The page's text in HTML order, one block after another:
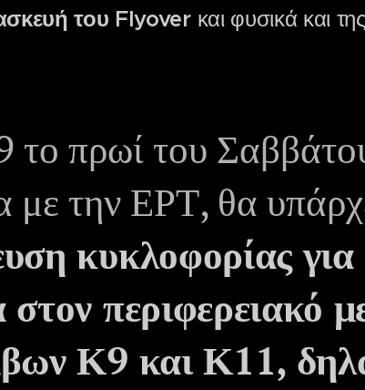
του Flyoverκαι φυσικά και
το πρωί του
την ΕΡΤ, θα
κυκλοφορίας
περιφερειακό
Κ9 και Κ11,